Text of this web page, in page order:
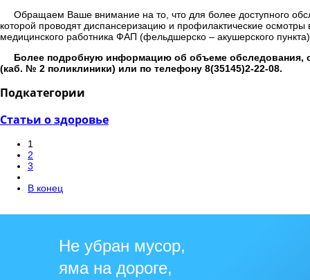
Обращаем Ваше внимание на то, что для более доступного
которой проводят диспансеризацию и профилактические
медицинского работника ФАП (фельдшерско – акушерского
Более подробную информацию об объеме обследования,
(каб. № 2 поликлиники) или по телефону 8(35145)2-22-08.
Подкатегории
Статьи о здоровье
1
2
3
В конец
Не убран мусор,
яма на дороге,